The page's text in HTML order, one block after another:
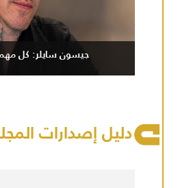
جيسون سايلر: كل مهمة
دليل إصدارات المجلة